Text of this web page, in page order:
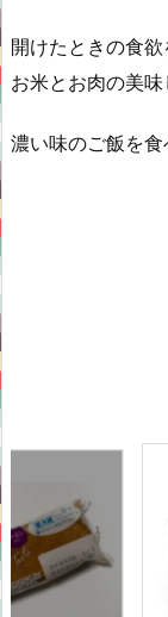
開けたときの食欲
お米とお肉の美
濃い味のご飯を食